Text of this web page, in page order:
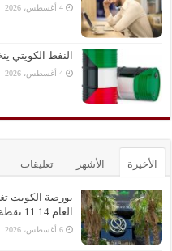
4 أغسطس، 2026
النفط الكويتي ينخفض إلى
4 أغسطس، 2026
الأخيرة الأشهر تعليقات
بورصة الكويت
العام 11.14 نقطة
6 أغسطس، 2026